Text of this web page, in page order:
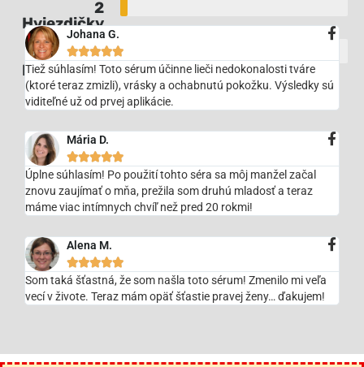
2
Hviezdičky
1
Hviezdičky
Johana G.

Tiež súhlasím! Toto sérum účinne lieči nedokonalosti tváre
(ktoré teraz zmizli), vrásky a ochabnutú pokožku. Výsledky sú
viditeľné už od prvej aplikácie.
Mária D.

Úplne súhlasím! Po použití tohto séra sa môj manžel začal
znovu zaujímať o mňa, prežila som druhú mladosť a teraz
máme viac intímnych chvíľ než pred 20 rokmi!
Alena M.

Som taká šťastná, že som našla toto sérum! Zmenilo mi veľa
vecí v živote. Teraz mám opäť šťastie pravej ženy… ďakujem!